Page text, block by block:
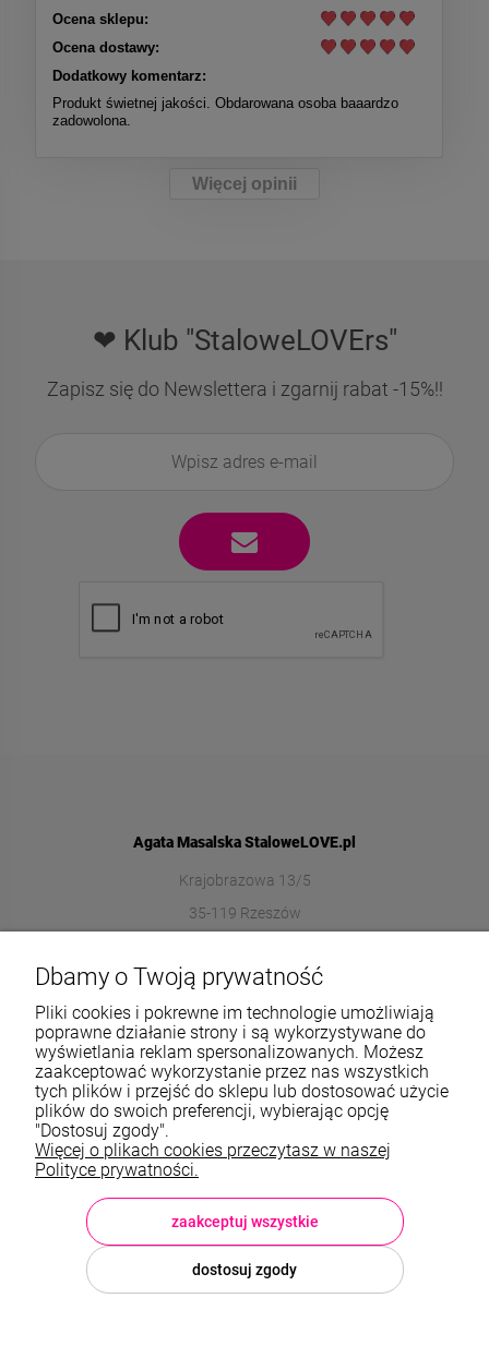
Ocena sklepu:
Ocena dostawy:
Dodatkowy komentarz:
Produkt świetnej jakości. Obdarowana osoba baaardzo
zadowolona.
Więcej opinii
❤ Klub "StaloweLOVErs"
Zapisz się do Newslettera i zgarnij rabat -15%!!
Agata Masalska StaloweLOVE.pl
Krajobrazowa 13/5
35-119 Rzeszów
572989669
Informacje
O nas
TWOJE KONTO
Sklep: StaloweLOVE, Krajobrazowa 13/5, 35-119 Rzeszów, woj.
podkarpackie, NIP: 8133612433, tel.:572 989 669
sklep@stalowelove.com.pl
Dbamy o Twoją prywatność
Pliki cookies i pokrewne im technologie umożliwiają
poprawne działanie strony i są wykorzystywane do
wyświetlania reklam spersonalizowanych. Możesz
zaakceptować wykorzystanie przez nas wszystkich
tych plików i przejść do sklepu lub dostosować użycie
plików do swoich preferencji, wybierając opcję
"Dostosuj zgody".
Więcej o plikach cookies przeczytasz w naszej
Polityce prywatności.
dostosuj zgody
zaakceptuj wszystkie